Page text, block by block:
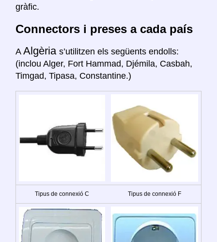
gràfic.
Connectors i preses a cada país
A Algèria s’utilitzen els següents endolls:
(inclou Alger, Fort Hammad, Djémila, Casbah,
Timgad, Tipasa, Constantine.)
Tipus de connexió C Tipus de connexió F